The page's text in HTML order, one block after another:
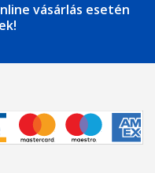
vásárlás esetén